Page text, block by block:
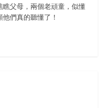
父母，兩個老頑童，似懂
們真的聽懂了！